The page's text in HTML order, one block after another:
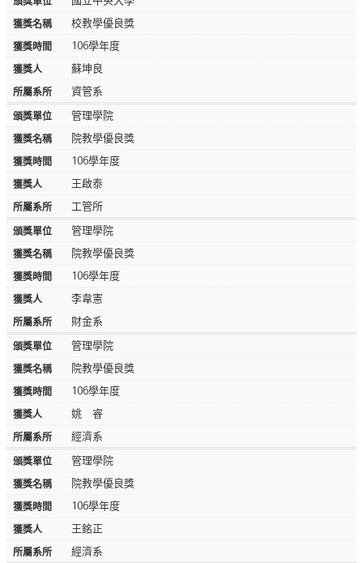
校教學優良獎
106學年度
蘇坤良
資管系
管理學院
院教學優良獎
106學年度
王啟泰
工管所
管理學院
院教學優良獎
106學年度
李韋憲
財金系
管理學院
院教學優良獎
106學年度
姚 睿
經濟系
管理學院
院教學優良獎
106學年度
王銘正
經濟系